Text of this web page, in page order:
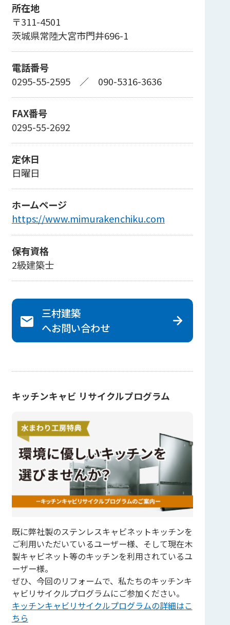
所在地
〒311-4501
茨城県常陸大宮市門井696-1
電話番号
0295-55-2595／ 090-5316-3636
FAX番号
0295-55-2692
定休日
日曜日
ホームページ
https://www.mimurakenchiku.com
保有資格
2級建築士
三村建築
へお問い合わせ
キッチンキャビ リサイクルプログラム
既に弊社製のステンレスキャビネットキッチンを
ご利用いただいているユーザー様、そして現在木
製キャビネット等のキッチンを利用されているユ
ーザー様。
ぜひ、今回のリフォームで、私たちのキッチンキ
ャビリサイクルプログラムにご参加ください。
キッチンキャビリサイクルプログラムの詳細はこ
ちら